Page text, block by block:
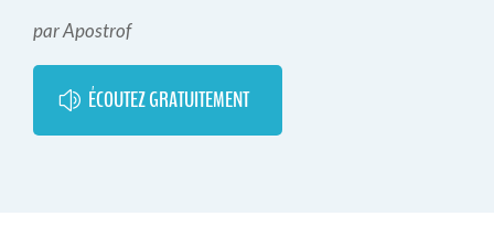
par Apostrof
ÉCOUTEZ GRATUITEMENT